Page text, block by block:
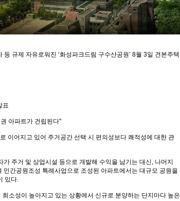
규제 자유로워진 ‘화성파크드림 구수산공원’ 8월 3일 견본주택
표
아파트가 건립된다"
이어지고 있어 주거공간 선택 시 편의성보다 쾌적성에 대한 관
주거 및 상업시설 등으로 개발해 수익을 남기는 대신, 나머지
간공원조성 특례사업으로 조성된 아파트에서는 대규모 공원을
있다.
소성이 높아지고 있는 상황에서 신규로 분양하는 단지마다 높은